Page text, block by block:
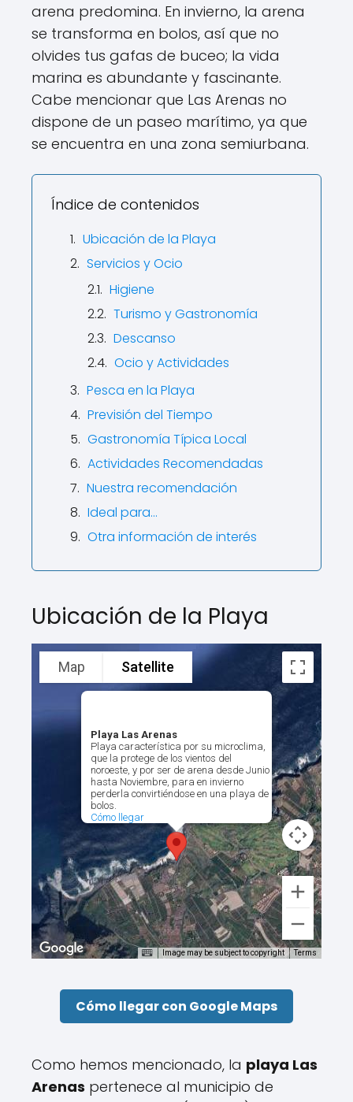
arena predomina. En invierno, la arena
se transforma en bolos, así que no
olvides tus gafas de buceo; la vida
marina es abundante y fascinante.
Cabe mencionar que Las Arenas no
dispone de un paseo marítimo, ya que
se encuentra en una zona semiurbana.
Índice de contenidos
Ubicación de la Playa
Servicios y Ocio
Higiene
Turismo y Gastronomía
Descanso
Ocio y Actividades
Pesca en la Playa
Previsión del Tiempo
Gastronomía Típica Local
Actividades Recomendadas
Nuestra recomendación
Ideal para…
Otra información de interés
Ubicación de la Playa
Playa Las Arenas
Playa característica por su microclima,
que la protege de los vientos del
noroeste, y por ser de arena desde Junio
hasta Noviembre, para en invierno
perderla convirtiéndose en una playa de
bolos.
Cómo llegar
Map Satellite
Image may be subject to copyright Terms
Cómo llegar con Google Maps
Como hemos mencionado, la playa Las
Arenas pertenece al municipio de